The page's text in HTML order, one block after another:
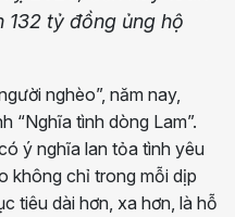
tỷ đồng ủng hộ
nghèo”, năm nay,
“Nghĩa tình dòng Lam”.
ý nghĩa lan tỏa tình yêu
không chỉ trong mỗi dịp
tiêu dài hơn, xa hơn, là hỗ